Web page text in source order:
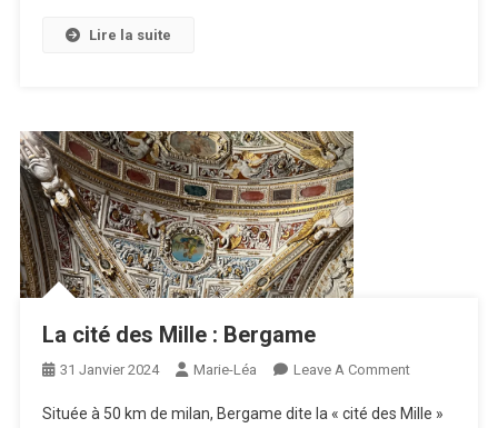
Lire la suite
La cité des Mille : Bergame
31 Janvier 2024 Marie-Léa Leave A CommentOn
Cité
Située à 50 km de milan, Bergame dite la « cité des Mille »